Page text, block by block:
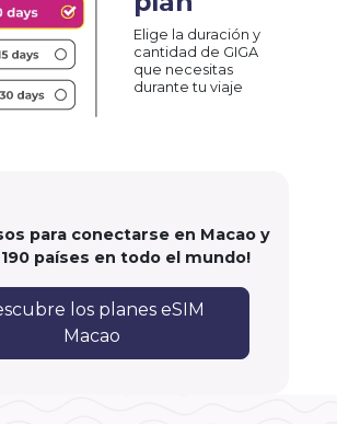
Elige la duración y
cantidad de GIGA
que necesitas
durante tu viaje
para conectarse en Macao y
países en todo el mundo!
los planes eSIM
Macao